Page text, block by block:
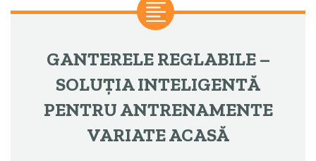
GANTERELE REGLABILE –
SOLUȚIA INTELIGENTĂ
PENTRU ANTRENAMENTE
VARIATE ACASĂ